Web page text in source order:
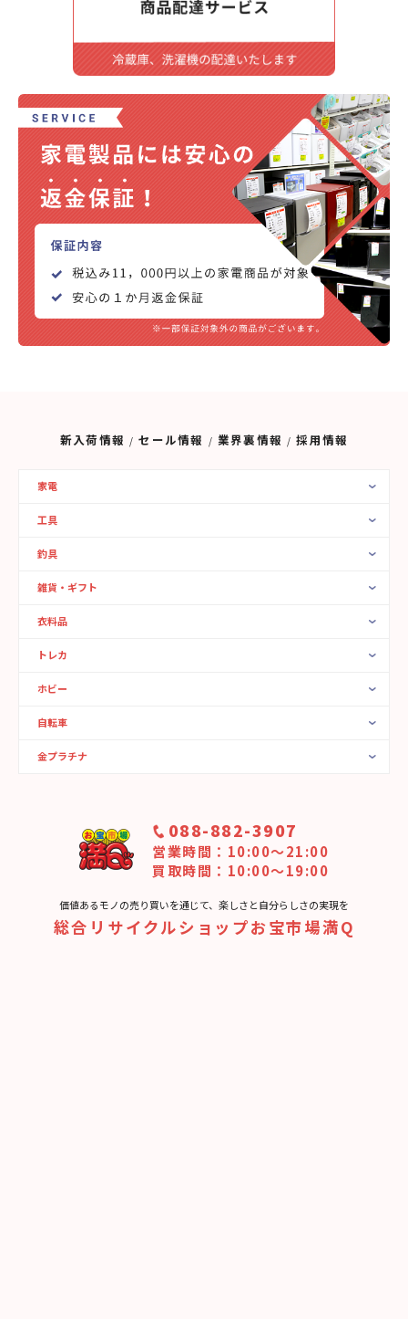
新入荷情報 セール情報 業界裏情報 採用情報
家電
工具
釣具
雑貨・ギフト
衣料品
トレカ
ホビー
自転車
金プラチナ
088-882-3907
営業時間：10:00〜21:00
買取時間：10:00～19:00
価値あるモノの売り買いを通じて、楽しさと⾃分らしさの実現を
総合リサイクルショップお宝市場満Q